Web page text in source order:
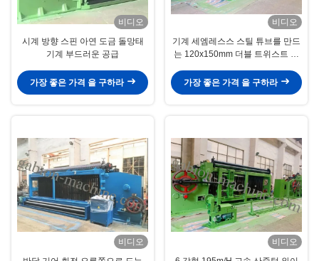
비디오
시계 방향 스핀 아연 도금 돌망태
기계 부드러운 공급
가장 좋은 가격 을 구하라
비디오
기계 세엠레스스 스틸 튜브를 만드
는 120x150mm 더블 트위스트 개
가장 좋은 가격 을 구하라
비디오
비디오